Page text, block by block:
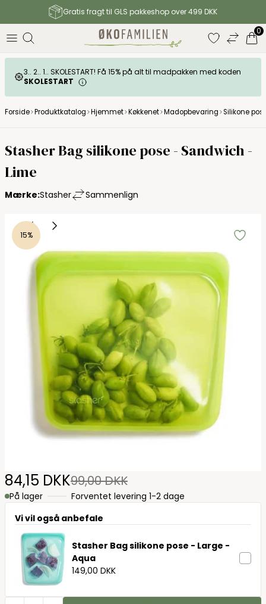
Gratis fragt til GLS pakkeshop over 499 DKK
0
3.. 2.. 1.. SKOLESTART! Få 15% på alt til madpakken med koden
SKOLESTART
Forside Produktkatalog Hjemmet Køkkenet Madopbevaring Silikone
Stasher Bag silikone pose - Sandwich -
Lime
Mærke:Stasher Sammenlign
15%
84,15 DKK99,00 DKK
På lager
Forventet levering 1-2 dage
Vi vil også anbefale
Stasher Bag silikone pose - Large -
Aqua
149,00 DKK